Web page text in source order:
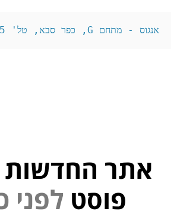
אנגוס - מתחם G, כפר סבא, טל' 09-9796655 7 ימים בשבוע
אתר החדשות
פוסט
כ